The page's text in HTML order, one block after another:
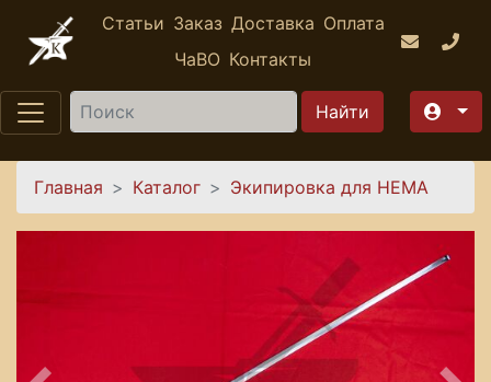
Перейти к основному содержанию
Статьи Заказ Доставка Оплата
ЧаВО Контакты
Найти
Вы здесь
Главная Каталог Экипировка для HEMA